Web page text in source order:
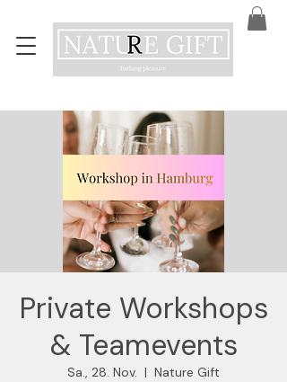
Private Workshops
& Teamevents
Sa., 28. Nov.
  |
Nature Gift